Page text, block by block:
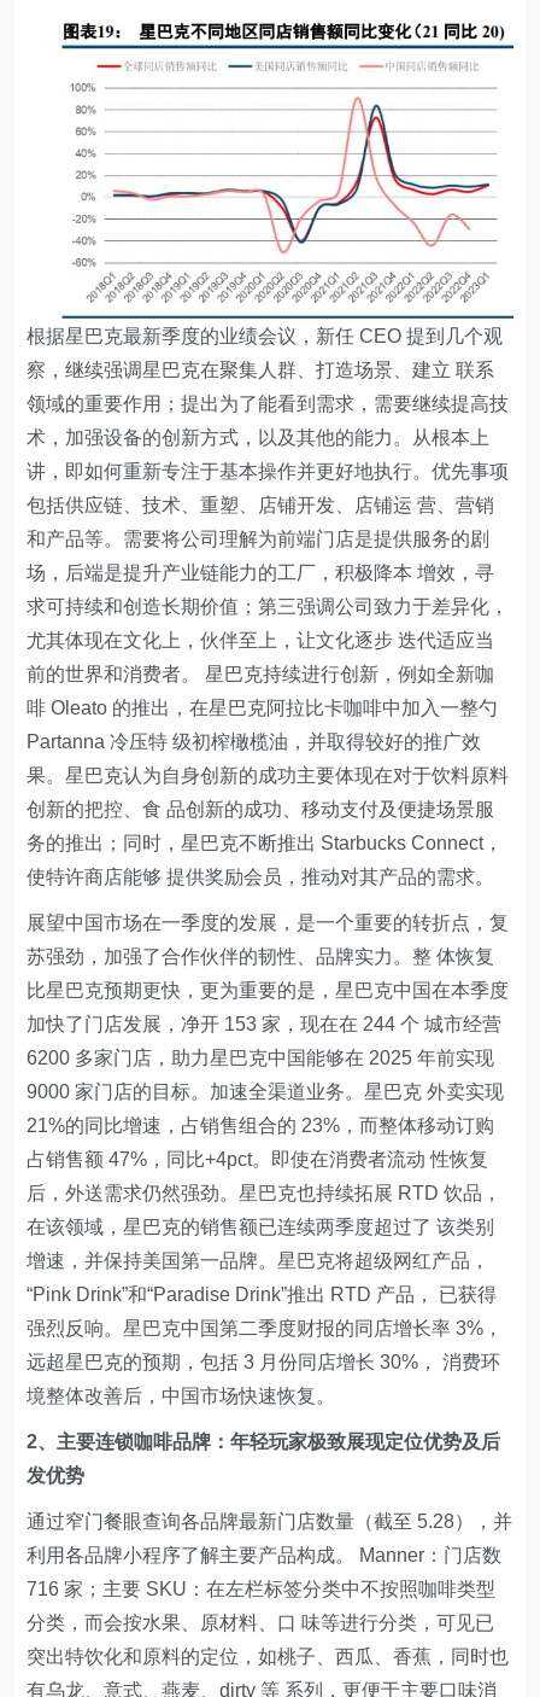
根据星巴克最新季度的业绩会议，新任 CEO 提到几个观
察，继续强调星巴克在聚集人群、打造场景、建立 联系
领域的重要作用；提出为了能看到需求，需要继续提高技
术，加强设备的创新方式，以及其他的能力。从根本上
讲，即如何重新专注于基本操作并更好地执行。优先事项
包括供应链、技术、重塑、店铺开发、店铺运 营、营销
和产品等。需要将公司理解为前端门店是提供服务的剧
场，后端是提升产业链能力的工厂，积极降本 增效，寻
求可持续和创造长期价值；第三强调公司致力于差异化，
尤其体现在文化上，伙伴至上，让文化逐步 迭代适应当
前的世界和消费者。 星巴克持续进行创新，例如全新咖
啡 Oleato 的推出，在星巴克阿拉比卡咖啡中加入一整勺
Partanna 冷压特 级初榨橄榄油，并取得较好的推广效
果。星巴克认为自身创新的成功主要体现在对于饮料原料
创新的把控、食 品创新的成功、移动支付及便捷场景服
务的推出；同时，星巴克不断推出 Starbucks Connect，
使特许商店能够 提供奖励会员，推动对其产品的需求。
展望中国市场在一季度的发展，是一个重要的转折点，复
苏强劲，加强了合作伙伴的韧性、品牌实力。整 体恢复
比星巴克预期更快，更为重要的是，星巴克中国在本季度
加快了门店发展，净开 153 家，现在在 244 个 城市经营
6200 多家门店，助力星巴克中国能够在 2025 年前实现
9000 家门店的目标。加速全渠道业务。星巴克 外卖实现
21%的同比增速，占销售组合的 23%，而整体移动订购
占销售额 47%，同比+4pct。即使在消费者流动 性恢复
后，外送需求仍然强劲。星巴克也持续拓展 RTD 饮品，
在该领域，星巴克的销售额已连续两季度超过了 该类别
增速，并保持美国第一品牌。星巴克将超级网红产品，
“Pink Drink”和“Paradise Drink”推出 RTD 产品， 已获得
强烈反响。星巴克中国第二季度财报的同店增长率 3%，
远超星巴克的预期，包括 3 月份同店增长 30%， 消费环
境整体改善后，中国市场快速恢复。
2、主要连锁咖啡品牌：年轻玩家极致展现定位优势及后
发优势
通过窄门餐眼查询各品牌最新门店数量（截至 5.28），并
利用各品牌小程序了解主要产品构成。 Manner：门店数
716 家；主要 SKU：在左栏标签分类中不按照咖啡类型
分类，而会按水果、原材料、口 味等进行分类，可见已
突出特饮化和原料的定位，如桃子、西瓜、香蕉，同时也
有乌龙、意式、燕麦、dirty 等 系列，更便于主要口味消